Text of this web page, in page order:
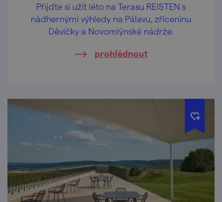
Přijďte si užít léto na Terasu REISTEN s
nádhernými výhledy na Pálavu, zříceninu
Děvičky a Novomlýnské nádrže.
prohlédnout